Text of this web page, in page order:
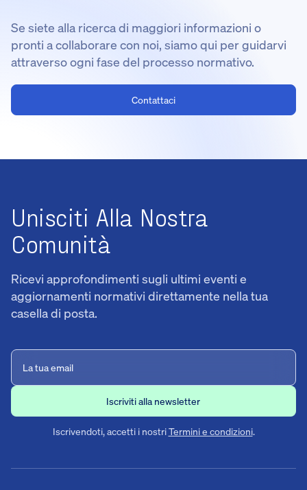
Se siete alla ricerca di maggiori informazioni o
pronti a collaborare con noi, siamo qui per guidarvi
attraverso ogni fase del processo normativo.
Contattaci
Unisciti Alla Nostra
Comunità
Ricevi approfondimenti sugli ultimi eventi e
aggiornamenti normativi direttamente nella tua
casella di posta.
Iscrivendoti, accetti i nostriTermini e condizioni.